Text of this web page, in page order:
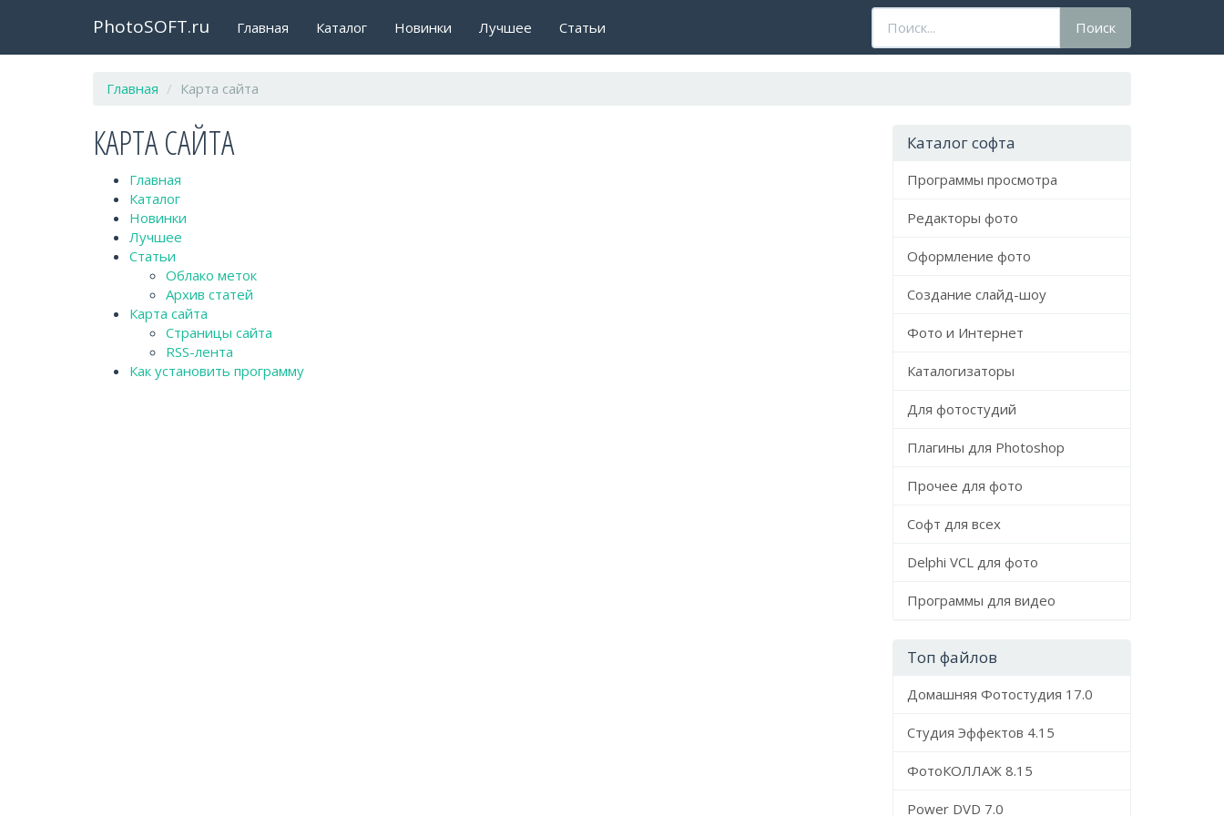
PhotoSOFT.ru Главная Каталог Новинки Лучшее Статьи
Поисковый
запрос
Поиск
Главная Карта сайта
КАРТА САЙТА
Главная
Каталог
Новинки
Лучшее
Статьи
Облако меток
Архив статей
Карта сайта
Страницы сайта
RSS-лента
Как установить программу
Каталог софта
Программы просмотра
Редакторы фото
Оформление фото
Создание слайд-шоу
Фото и Интернет
Каталогизаторы
Для фотостудий
Плагины для Photoshop
Прочее для фото
Софт для всех
Delphi VCL для фото
Программы для видео
Топ файлов
Домашняя Фотостудия 17.0
Студия Эффектов 4.15
ФотоКОЛЛАЖ 8.15
Power DVD 7.0